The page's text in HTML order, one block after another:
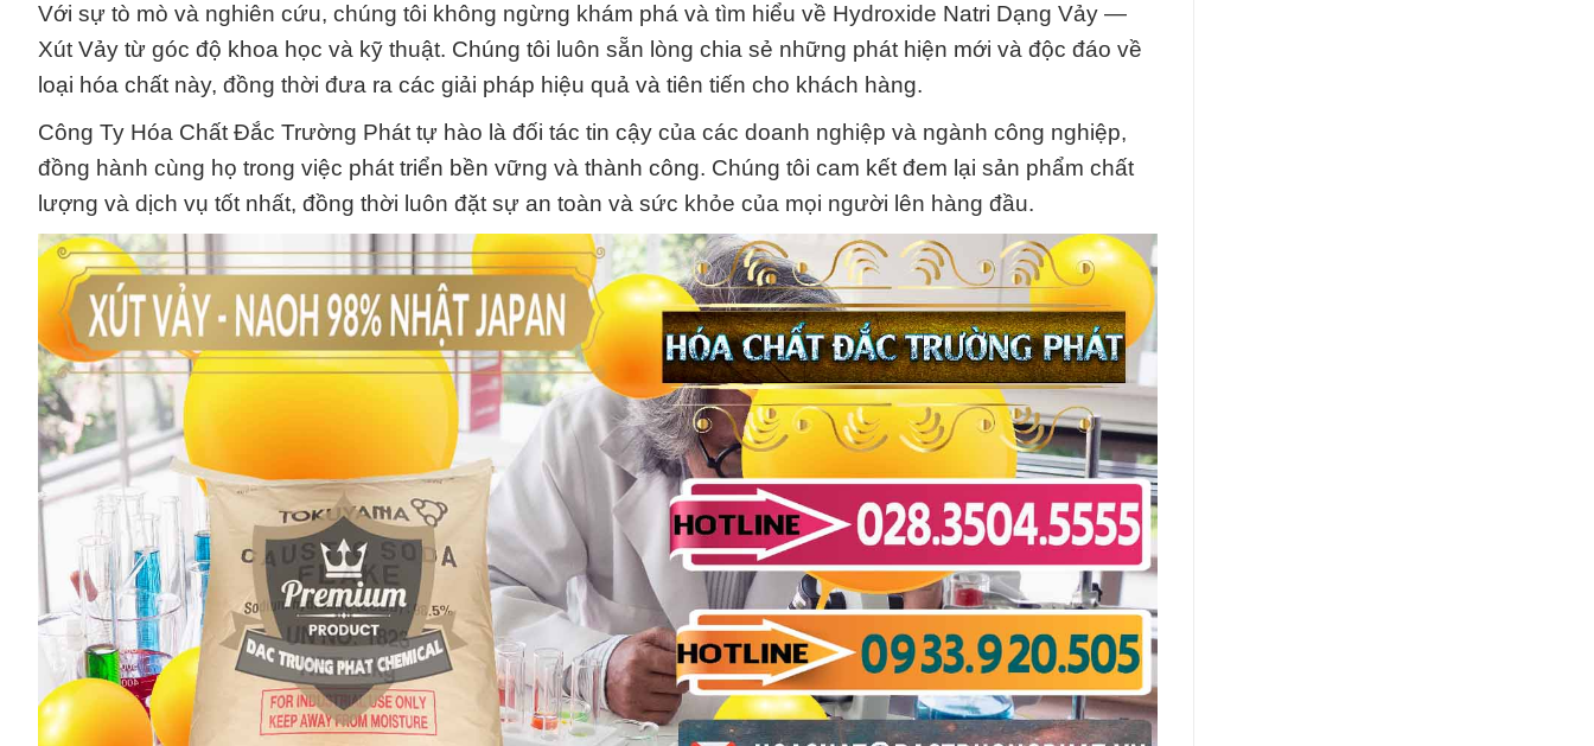
Với sự tò mò và nghiên cứu, chúng tôi không ngừng khám phá và tìm hiểu về Hydroxide Natri Dạng Vảy —
Xút Vảy từ góc độ khoa học và kỹ thuật. Chúng tôi luôn sẵn lòng chia sẻ những phát hiện mới và độc đáo về
loại hóa chất này, đồng thời đưa ra các giải pháp hiệu quả và tiên tiến cho khách hàng.
Công Ty Hóa Chất Đắc Trường Phát tự hào là đối tác tin cậy của các doanh nghiệp và ngành công nghiệp,
đồng hành cùng họ trong việc phát triển bền vững và thành công. Chúng tôi cam kết đem lại sản phẩm chất
lượng và dịch vụ tốt nhất, đồng thời luôn đặt sự an toàn và sức khỏe của mọi người lên hàng đầu.